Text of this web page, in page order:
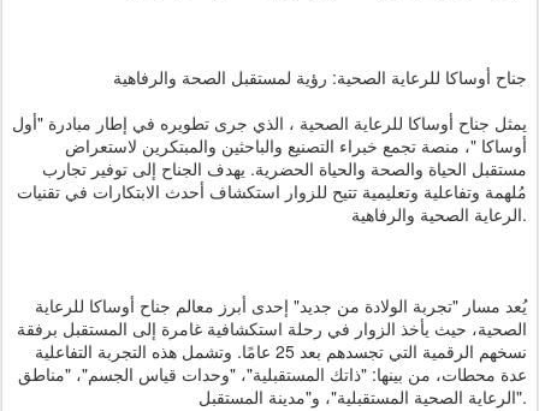
جناح أوساكا للرعاية الصحية: رؤية لمستقبل الصحة والرفاهية
يمثل جناح أوساكا للرعاية الصحية ، الذي جرى تطويره في إطار مبادرة "أول
أوساكا "، منصة تجمع خبراء التصنيع والباحثين والمبتكرين لاستعراض
مستقبل الحياة والصحة والحياة الحضرية. يهدف الجناح إلى توفير تجارب
مُلهمة وتفاعلية وتعليمية تتيح للزوار استكشاف أحدث الابتكارات في تقنيات
الرعاية الصحية والرفاهية.
يُعد مسار "تجربة الولادة من جديد" إحدى أبرز معالم جناح أوساكا للرعاية
الصحية، حيث يأخذ الزوار في رحلة استكشافية غامرة إلى المستقبل برفقة
نسخهم الرقمية التي تجسدهم بعد 25 عامًا. وتشمل هذه التجربة التفاعلية
عدة محطات، من بينها: "ذاتك المستقبلية"، "وحدات قياس الجسم"، "مناطق
الرعاية الصحية المستقبلية"، و"مدينة المستقبل".